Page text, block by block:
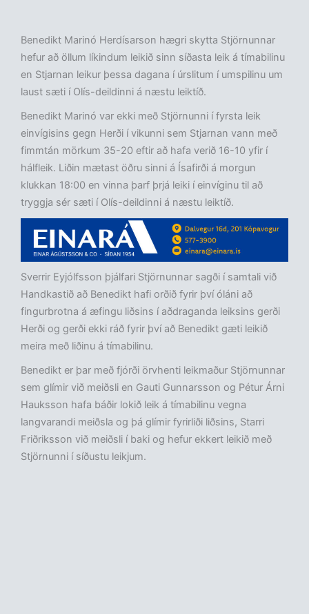
Benedikt Marinó Herdísarson hægri skytta Stjörnunnar
hefur að öllum líkindum leikið sinn síðasta leik á tímabilinu
en Stjarnan leikur þessa dagana í úrslitum í umspilinu um
laust sæti í Olís-deildinni á næstu leiktíð.
Benedikt Marinó var ekki með Stjörnunni í fyrsta leik
einvígisins gegn Herði í vikunni sem Stjarnan vann með
fimmtán mörkum 35-20 eftir að hafa verið 16-10 yfir í
hálfleik. Liðin mætast öðru sinni á Ísafirði á morgun
klukkan 18:00 en vinna þarf þrjá leiki í einvíginu til að
tryggja sér sæti í Olís-deildinni á næstu leiktíð.
Sverrir Eyjólfsson þjálfari Stjörnunnar sagði í samtali við
Handkastið að Benedikt hafi orðið fyrir því óláni að
fingurbrotna á æfingu liðsins í aðdraganda leiksins gerði
Herði og gerði ekki ráð fyrir því að Benedikt gæti leikið
meira með liðinu á tímabilinu.
Benedikt er þar með fjórði örvhenti leikmaður Stjörnunnar
sem glímir við meiðsli en Gauti Gunnarsson og Pétur Árni
Hauksson hafa báðir lokið leik á tímabilinu vegna
langvarandi meiðsla og þá glímir fyrirliði liðsins, Starri
Friðriksson við meiðsli í baki og hefur ekkert leikið með
Stjörnunni í síðustu leikjum.